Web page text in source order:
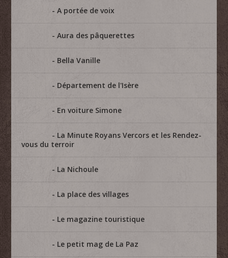
A portée de voix
Aura des pâquerettes
Bella Vanille
Département de l'Isère
En voiture Simone
La Minute Royans Vercors et les Rendez-
vous du terroir
La Nichoule
La place des villages
Le magazine touristique
Le petit mag de La Paz